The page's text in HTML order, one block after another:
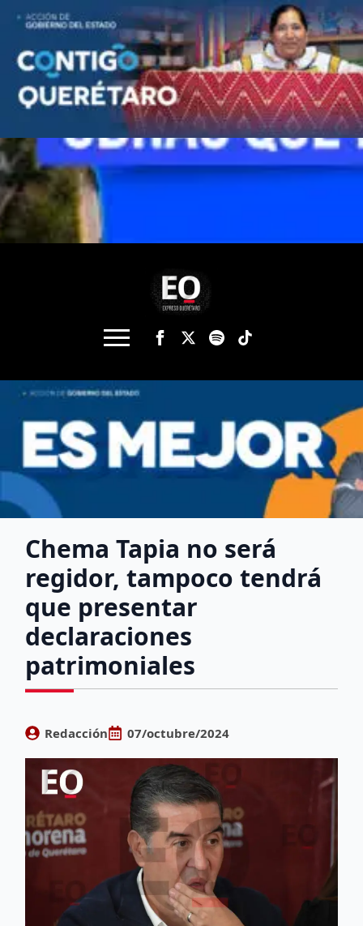
Chema Tapia no será
regidor, tampoco tendrá
que presentar
declaraciones
patrimoniales
Redacción 07/octubre/2024